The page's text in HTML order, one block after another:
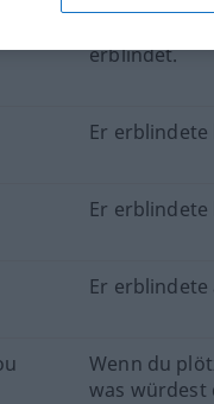
erblindet.
Er
Er
Er
Wenn du
was würdest